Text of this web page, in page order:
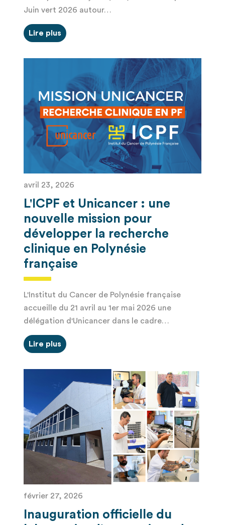
Juin vert 2026 autour…
Lire plus
L'ICPF et Unicancer : une
nouvelle mission pour
développer la recherche
clinique en Polynésie
française​
avril 23, 2026
L'Institut du Cancer de Polynésie française
accueille du 21 avril au 1er mai 2026 une
délégation d'Unicancer dans le cadre…
Lire plus
Inauguration officielle du
février 27, 2026